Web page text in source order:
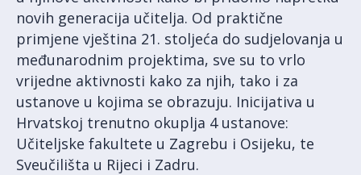
novih generacija učitelja. Od praktične
primjene vještina 21. stoljeća do sudjelovanja u
međunarodnim projektima, sve su to vrlo
vrijedne aktivnosti kako za njih, tako i za
ustanove u kojima se obrazuju. Inicijativa u
Hrvatskoj trenutno okuplja 4 ustanove:
Učiteljske fakultete u Zagrebu i Osijeku, te
Sveučilišta u Rijeci i Zadru.